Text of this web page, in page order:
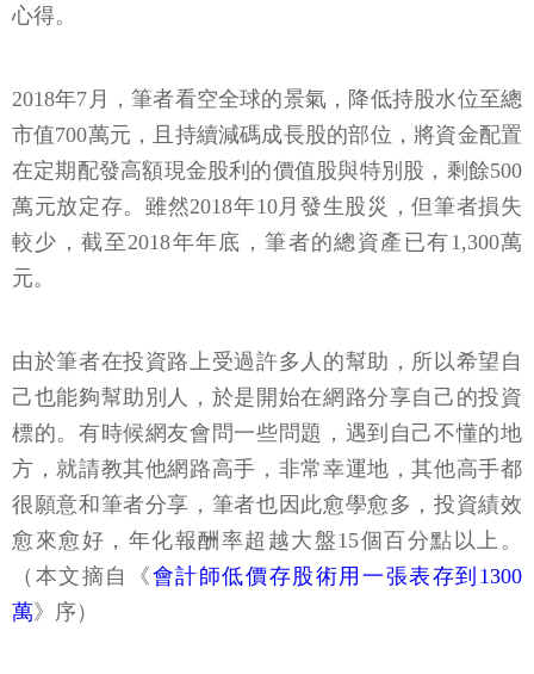
心得。
2018年7月，筆者看空全球的景氣，降低持股水位至總
市值700萬元，且持續減碼成長股的部位，將資金配置
在定期配發高額現金股利的價值股與特別股，剩餘500
萬元放定存。雖然2018年10月發生股災，但筆者損失
較少，截至2018年年底，筆者的總資產已有1,300萬
元。
由於筆者在投資路上受過許多人的幫助，所以希望自
己也能夠幫助別人，於是開始在網路分享自己的投資
標的。有時候網友會問一些問題，遇到自己不懂的地
方，就請教其他網路高手，非常幸運地，其他高手都
很願意和筆者分享，筆者也因此愈學愈多，投資績效
愈來愈好，年化報酬率超越大盤15個百分點以上。
（本文摘自《會計師低價存股術用一張表存到1300
萬》序）